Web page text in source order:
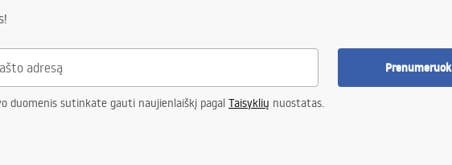
Prenumeruok
duomenis sutinkate gauti naujienlaiškį pagal Taisyklių nuostatas.